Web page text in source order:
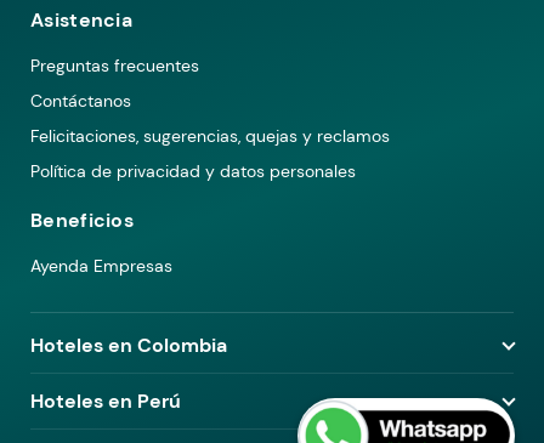
Asistencia
Preguntas frecuentes
Contáctanos
Felicitaciones, sugerencias, quejas y reclamos
Política de privacidad y datos personales
Beneficios
Ayenda Empresas
Hoteles en Colombia
Hoteles en Medellín
Hoteles en Bogotá
Hoteles en Perú